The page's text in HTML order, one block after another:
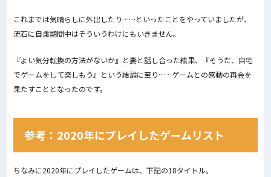
これまでは気晴らしに外出したり……といったことをやっていましたが、
流石に自粛期間中はそういうわけにもいきません。
『よい気分転換の方法がないか』と妻と話し合った結果、『そうだ、自宅
でゲームをして楽しもう』という結論に至り……ゲームとの感動の再会を
果たすこととなったのです。
参考：2020年にプレイしたゲームリスト
ちなみに2020年にプレイしたゲームは、下記の18タイトル。